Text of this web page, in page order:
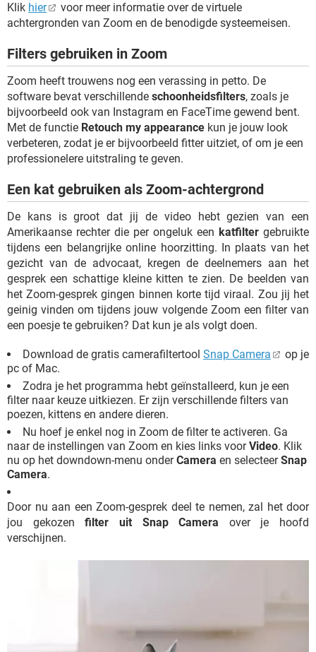
Klik hier
voor meer informatie over de virtuele
achtergronden van Zoom en de benodigde systeemeisen.
Filters gebruiken in Zoom
Zoom heeft trouwens nog een verassing in petto. De
software bevat verschillende schoonheidsfilters, zoals je
bijvoorbeeld ook van Instagram en FaceTime gewend bent.
Met de functie Retouch my appearance kun je jouw look
verbeteren, zodat je er bijvoorbeeld fitter uitziet, of om je een
professionelere uitstraling te geven.
Een kat gebruiken als Zoom-achtergrond
De kans is groot dat jij de video hebt gezien van een
Amerikaanse rechter die per ongeluk een katfilter gebruikte
tijdens een belangrijke online hoorzitting. In plaats van het
gezicht van de advocaat, kregen de deelnemers aan het
gesprek een schattige kleine kitten te zien. De beelden van
het Zoom-gesprek gingen binnen korte tijd viraal. Zou jij het
geinig vinden om tijdens jouw volgende Zoom een filter van
een poesje te gebruiken? Dat kun je als volgt doen.
Download de gratis camerafiltertool Snap Camera
op je
pc of Mac.
Zodra je het programma hebt geïnstalleerd, kun je een
filter naar keuze uitkiezen. Er zijn verschillende filters van
poezen, kittens en andere dieren.
Nu hoef je enkel nog in Zoom de filter te activeren. Ga
naar de instellingen van Zoom en kies links voorVideo. Klik
nu op het downdown-menu onderCamera en selecteerSnap
Camera.
Door nu aan een Zoom-gesprek deel te nemen, zal het door
jou gekozenfilter uit Snap Camera over je hoofd
verschijnen.